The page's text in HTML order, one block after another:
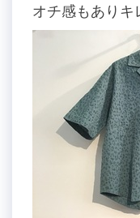
オチ感もありキ